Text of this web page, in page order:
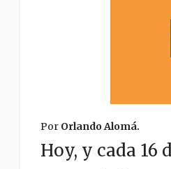
Por Orlando Alomá.
Hoy, y cada 16